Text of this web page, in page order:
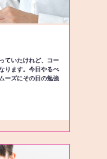
ていたけれど、コー
ります。今日やるべ
ーズにその日の勉強